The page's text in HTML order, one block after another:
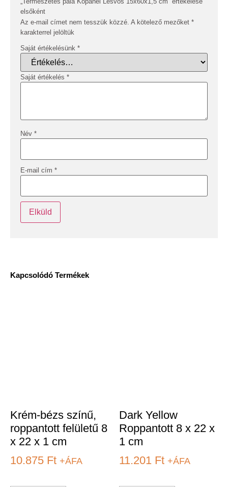
Kapcsolódó Termékek
Krém-bézs színű,
roppantott felületű 8
x 22 x 1 cm
10.875 Ft +ÁFA
Dark Yellow
Roppantott 8 x 22 x
1 cm
11.201 Ft +ÁFA
elsőként
Az e-mail címet nem tesszük közzé. A kötelező mezőket *
karakterrel jelöltük
Saját értékelésünk *
Saját értékelés *
Név *
E-mail cím *